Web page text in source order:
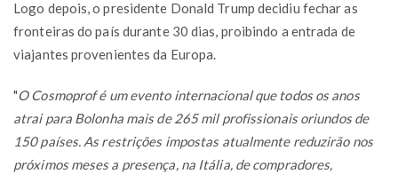
Logo depois, o presidente Donald Trump decidiu fechar as
fronteiras do país durante 30 dias, proibindo a entrada de
viajantes provenientes da Europa.
"O Cosmoprof é um evento internacional que todos os anos
atrai para Bolonha mais de 265 mil profissionais oriundos de
150 países. As restrições impostas atualmente reduzirão nos
próximos meses a presença, na Itália, de compradores,